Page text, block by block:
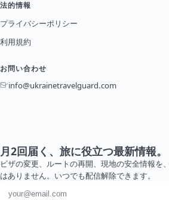
法的情報
プライバシーポリシー
利用規約
お問い合わせ
info@ukrainetravelguard.com
月2回届く、旅に役立つ最新情報。
ビザの変更、ルートの再開、現地の安全情報を
はありません。いつでも配信解除できます。
メールアドレス